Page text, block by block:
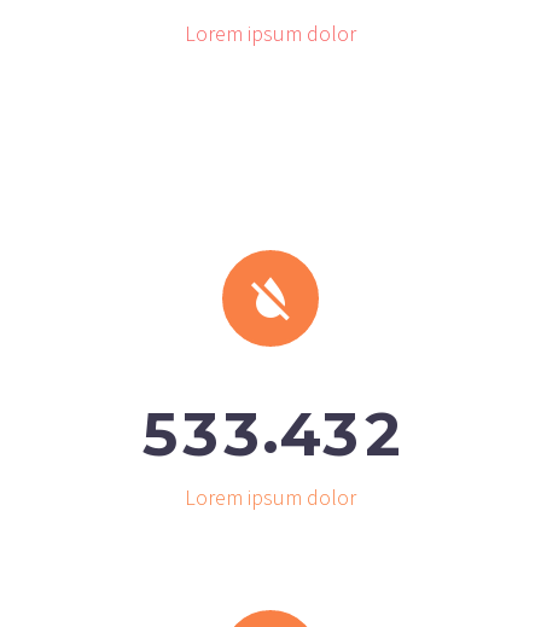
Lorem ipsum dolor


533.432
Lorem ipsum dolor